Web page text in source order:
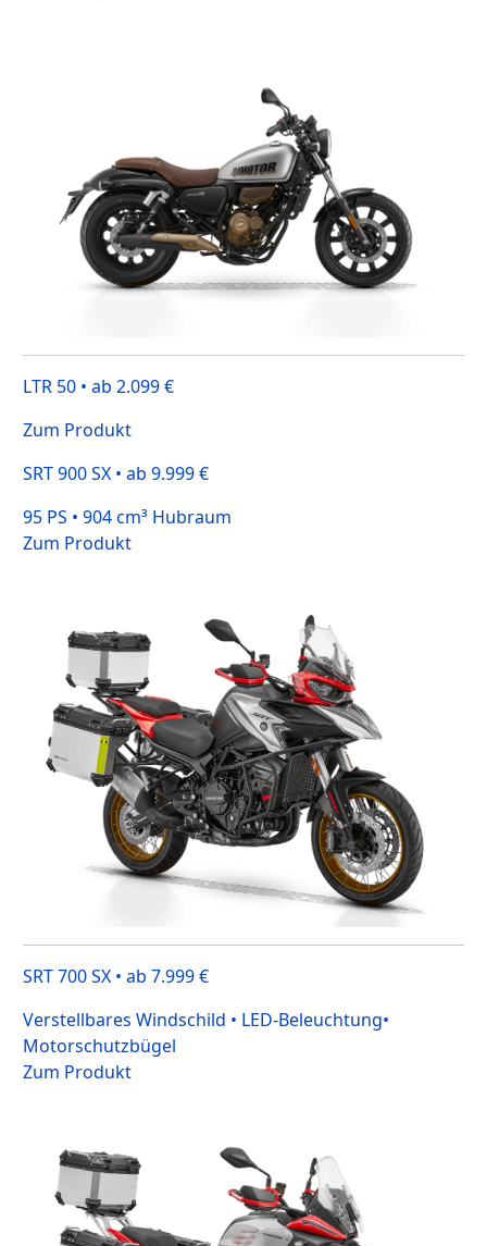
LTR 50 • ab 2.099 €
Zum Produkt
SRT 900 SX • ab 9.999 €
95 PS • 904 cm³ Hubraum
Zum Produkt
SRT 700 SX • ab 7.999 €
Verstellbares Windschild • LED-Beleuchtung•
Motorschutzbügel
Zum Produkt